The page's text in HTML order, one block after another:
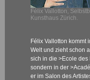
Félix Vallotton,
Kunsthaus Zürich.
Félix Vallotton kommt
Welt und zieht schon
sich in die >Ecole des
sondern in der
er im Salon des